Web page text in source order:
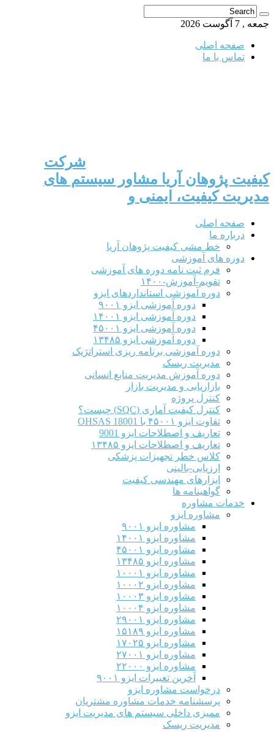
جمعه , 7 آگوست 2026
صفحه اصلی
تماس با ما
شرکت
کیفیت پژوهان آریا مشاور سیستم های
مدیریت کیفیت، ایمنی و
صفحه اصلی
درباره ما
خط مشی کیفیت پژوهان آریا
دوره های آموزشی
فرم ثبت نامه دوره های آموزشی
تقویم-آموزش-۱۴۰۰
دوره آموزشی استانداردهای ایزو
دوره آموزشی ایزو ۹۰۰۱
دوره آموزشی ایزو ۱۴۰۰۱
دوره آموزشی ایزو ۴۵۰۰۱
دوره آموزشی ایزو ۱۳۴۸۵
دوره آموزشی برنامه ریزی استراتژیک
مدیریت ریسک
دوره آموزش مدیریت منابع انسانی
بازاریابی و مدیریت بازار
کنترل پروژه
کنترل کیفیت آماری (SQC) چیست؟
تفاوت ایزو ۴۵۰۰۱ با OHSAS 18001
تعاریف و اصطلاحات ایزو 9001
تعاریف و اصطلاحات ایزو ۱۳۴۸۵
کلاس خطر تجهیزات پزشکی
ارزیابی-بالینی
ابزارهای مهندسی کیفیت
گواهینامه ها
خدمات مشاوره
مشاوره ایزو
مشاوره ایزو ۹۰۰۱
مشاوره ایزو ۱۴۰۰۱
مشاوره ایزو ۴۵۰۰۱
مشاوره ایزو ۱۳۴۸۵
مشاوره ایزو ۱۰۰۰۱
مشاوره ایزو ۱۰۰۰۲
مشاوره ایزو ۱۰۰۰۳
مشاوره ایزو ۱۰۰۰۴
مشاوره ایزو ۲۹۰۰۱
مشاوره ایزو ۱۵۱۸۹
مشاوره ایزو ۱۷۰۲۵
مشاوره ایزو ۲۷۰۰۱
مشاوره ایزو ۲۲۰۰۰
آخرین تغییرات ایزو ۹۰۰۱
درخواست مشاوره ایزو
پرسشنامه خدمات مشاوره مشتریان
ممیزی داخلی سیستم های مدیریت ایزو
مدیریت ریسک